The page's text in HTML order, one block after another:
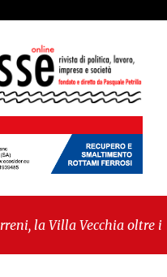
Villa Vecchia oltre i